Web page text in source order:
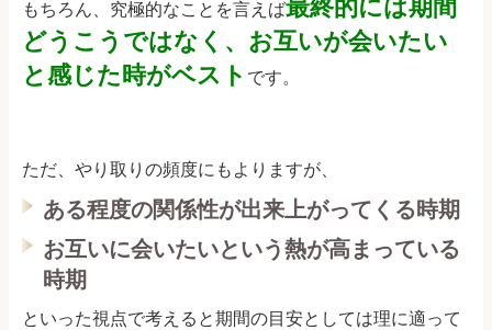
もちろん、究極的なことを言えば最終的には期間
どうこうではなく、お互いが会いたい
と感じた時がベスト です。
ただ、やり取りの頻度にもよりますが、
ある程度の関係性が出来上がってくる時期
お互いに会いたいという熱が高まっている
時期
といった視点で考えると期間の目安としては理に適って